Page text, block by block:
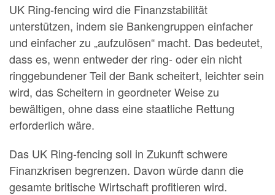
UK Ring-fencing wird die Finanzstabilität
unterstützen, indem sie Bankengruppen einfacher
und einfacher zu „aufzulösen“ macht. Das bedeutet,
dass es, wenn entweder der ring- oder ein nicht
ringgebundener Teil der Bank scheitert, leichter sein
wird, das Scheitern in geordneter Weise zu
bewältigen, ohne dass eine staatliche Rettung
erforderlich wäre.
Das UK Ring-fencing soll in Zukunft schwere
Finanzkrisen begrenzen. Davon würde dann die
gesamte britische Wirtschaft profitieren wird.